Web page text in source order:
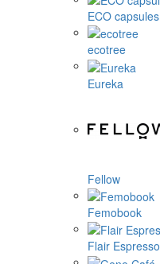
ECO capsules
ecotree
Eureka
Fellow
Femobook
Flair Espresso